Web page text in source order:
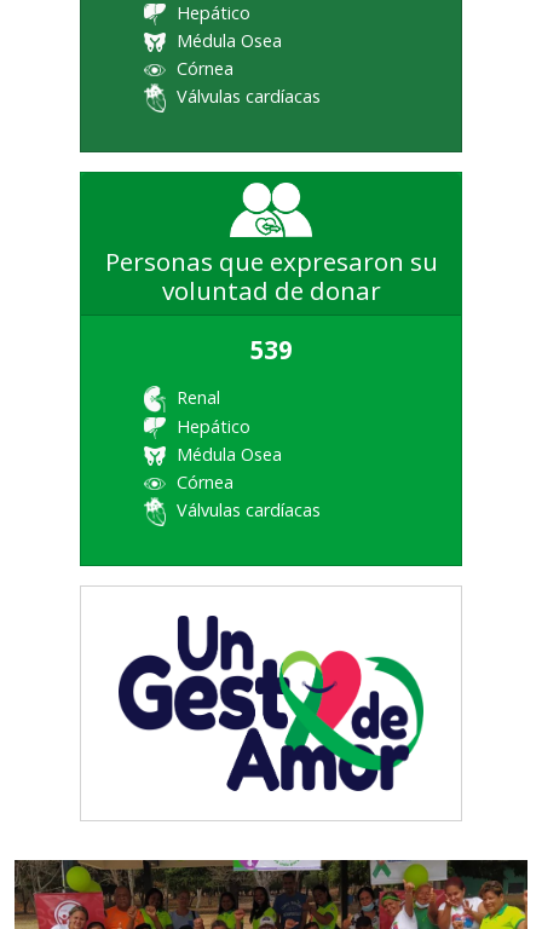
Hepático
Médula Osea
Córnea
Válvulas cardíacas
Personas que expresaron su
voluntad de donar
539
Renal
Hepático
Médula Osea
Córnea
Válvulas cardíacas